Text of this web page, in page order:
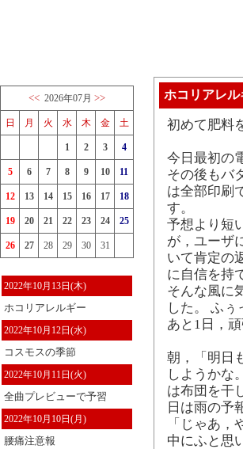
<< 2026年07月 >>
日 月 火 水 木 金 土
1 2 3 4
5 6 7 8 9 10 11
12 13 14 15 16 17 18
19 20 21 22 23 24 25
26 27 28 29 30 31
2022年10月13日(木)
ホコリアレルギー
2022年10月12日(水)
コスモスの季節
2022年10月11日(火)
全曲プレビューで予習
2022年10月10日(月)
腰痛注意報
ホコリアレル
初めて肥料
今日最初の
その後もバ
は全部印刷
す。
予想より短
が，ユーザ
いて肯定の
に自信を持
そんな風に
した。 ふぅ
あと1日，
朝，「明日
しようかな
は布団を干
日は雨の予
「じゃあ
中にふと思